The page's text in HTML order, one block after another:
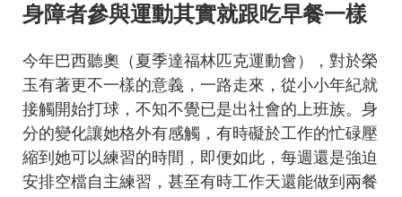
身障者參與運動其實就跟吃早餐一樣
今年巴西聽奧（夏季達福林匹克運動會），對於榮
玉有著更不一樣的意義，一路走來，從小小年紀就
接觸開始打球，不知不覺已是出社會的上班族。身
分的變化讓她格外有感觸，有時礙於工作的忙碌壓
縮到她可以練習的時間，即便如此，每週還是強迫
安排空檔自主練習，甚至有時工作天還能做到兩餐